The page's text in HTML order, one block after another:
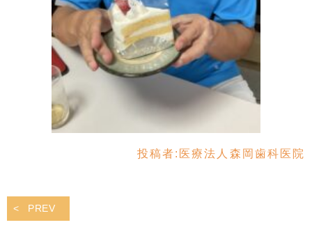
投稿者: 医療法人森岡歯科医院
PREV